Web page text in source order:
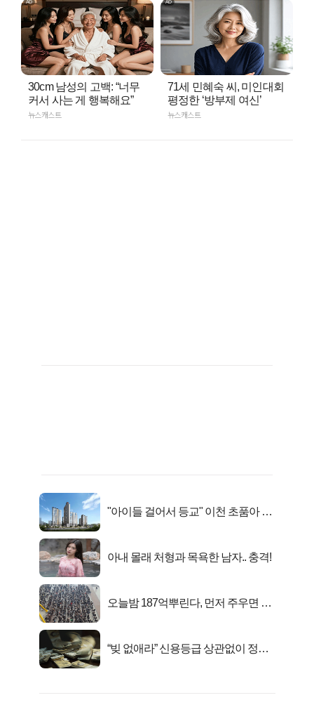
30cm 남성의 고백: “너무
커서 사는 게 행복해요”
뉴스캐스트
71세 민혜숙 씨, 미인대회
평정한 ‘방부제 여신’
뉴스캐스트
"아이들 걸어서 등교" 이천 초품아 신
아내 몰래 처형과 목욕한 남자.. 충격!
오늘밤 187억뿌린다, 먼저 주우면 최
“빚 없애라” 신용등급 상관없이 정부